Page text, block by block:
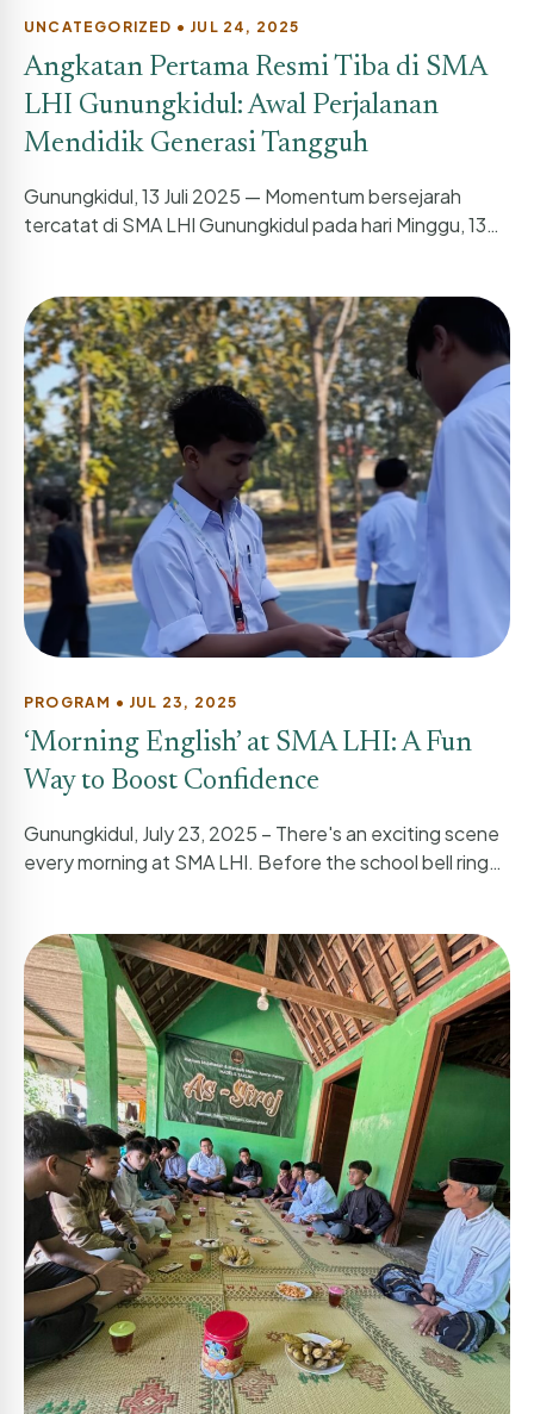
UNCATEGORIZED • JUL 24, 2025
Angkatan Pertama Resmi Tiba di SMA
LHI Gunungkidul: Awal Perjalanan
Mendidik Generasi Tangguh
Gunungkidul, 13 Juli 2025 — Momentum bersejarah
tercatat di SMA LHI Gunungkidul pada hari Minggu, 13
PROGRAM • JUL 23, 2025
‘Morning English’ at SMA LHI: A Fun
Way to Boost Confidence
Gunungkidul, July 23, 2025 – There's an exciting scene
every morning at SMA LHI. Before the school bell rings,